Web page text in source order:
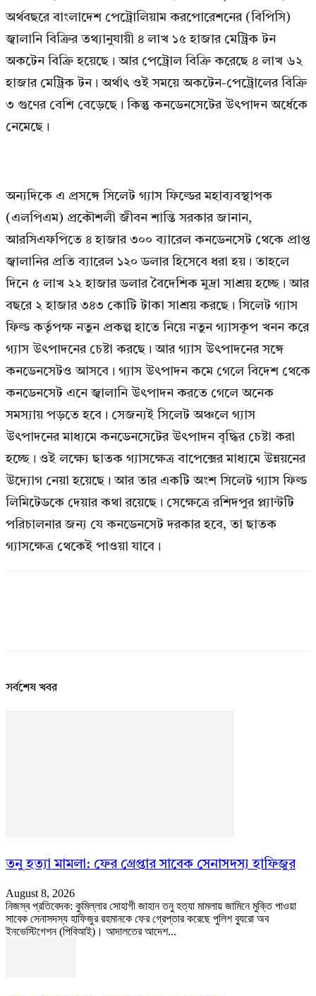
অর্থবছরে বাংলাদেশ পেট্রোলিয়াম করপোরেশনের (বিপিসি)
জ্বালানি বিক্রির তথ্যানুযায়ী ৪ লাখ ১৫ হাজার মেট্রিক টন
অকটেন বিক্রি হয়েছে। আর পেট্রোল বিক্রি করেছে ৪ লাখ ৬২
হাজার মেট্রিক টন। অর্থাৎ ওই সময়ে অকটেন-পেট্রোলের বিক্রি
৩ গুণের বেশি বেড়েছে। কিন্তু কনডেনসেটের উৎপাদন অর্ধেকে
নেমেছে।
অন্যদিকে এ প্রসঙ্গে সিলেট গ্যাস ফিল্ডের মহাব্যবস্থাপক
(এলপিএম) প্রকৌশলী জীবন শান্তি সরকার জানান,
আরসিএফপিতে ৪ হাজার ৩০০ ব্যারেল কনডেনসেট থেকে প্রাপ্ত
জ্বালানির প্রতি ব্যারেল ১২০ ডলার হিসেবে ধরা হয়। তাহলে
দিনে ৫ লাখ ২২ হাজার ডলার বৈদেশিক মুদ্রা সাশ্রয় হচ্ছে। আর
বছরে ২ হাজার ৩৪৩ কোটি টাকা সাশ্রয় করছে। সিলেট গ্যাস
ফিল্ড কর্তৃপক্ষ নতুন প্রকল্প হাতে নিয়ে নতুন গ্যাসকূপ খনন করে
গ্যাস উৎপাদনের চেষ্টা করছে। আর গ্যাস উৎপাদনের সঙ্গে
কনডেনসেটও আসবে। গ্যাস উৎপাদন কমে গেলে বিদেশ থেকে
কনডেনসেট এনে জ্বালানি উৎপাদন করতে গেলে অনেক
সমস্যায় পড়তে হবে। সেজন্যই সিলেট অঞ্চলে গ্যাস
উৎপাদনের মাধ্যমে কনডেনসেটের উৎপাদন বৃদ্ধির চেষ্টা করা
হচ্ছে। ওই লক্ষ্যে ছাতক গ্যাসক্ষেত্র বাপেক্সের মাধ্যমে উন্নয়নের
উদ্যোগ নেয়া হয়েছে। আর তার একটি অংশ সিলেট গ্যাস ফিল্ড
লিমিটেডকে দেয়ার কথা রয়েছে। সেক্ষেত্রে রশিদপুর প্ল্যান্টটি
পরিচালনার জন্য যে কনডেনসেট দরকার হবে, তা ছাতক
গ্যাসক্ষেত্র থেকেই পাওয়া যাবে।
সর্বশেষ খবর
তনু হত্যা মামলা: ফের গ্রেপ্তার সাবেক সেনাসদস্য হাফিজুর
August 8, 2026
নিজস্ব প্রতিবেদক: কুমিল্লার সোহাগী জাহান তনু হত্যা মামলায় জামিনে মুক্তি পাওয়া
সাবেক সেনাসদস্য হাফিজুর রহমানকে ফের গ্রেপ্তার করেছে পুলিশ ব্যুরো অব
ইনভেস্টিগেশন (পিবিআই)। আদালতের আদেশ...